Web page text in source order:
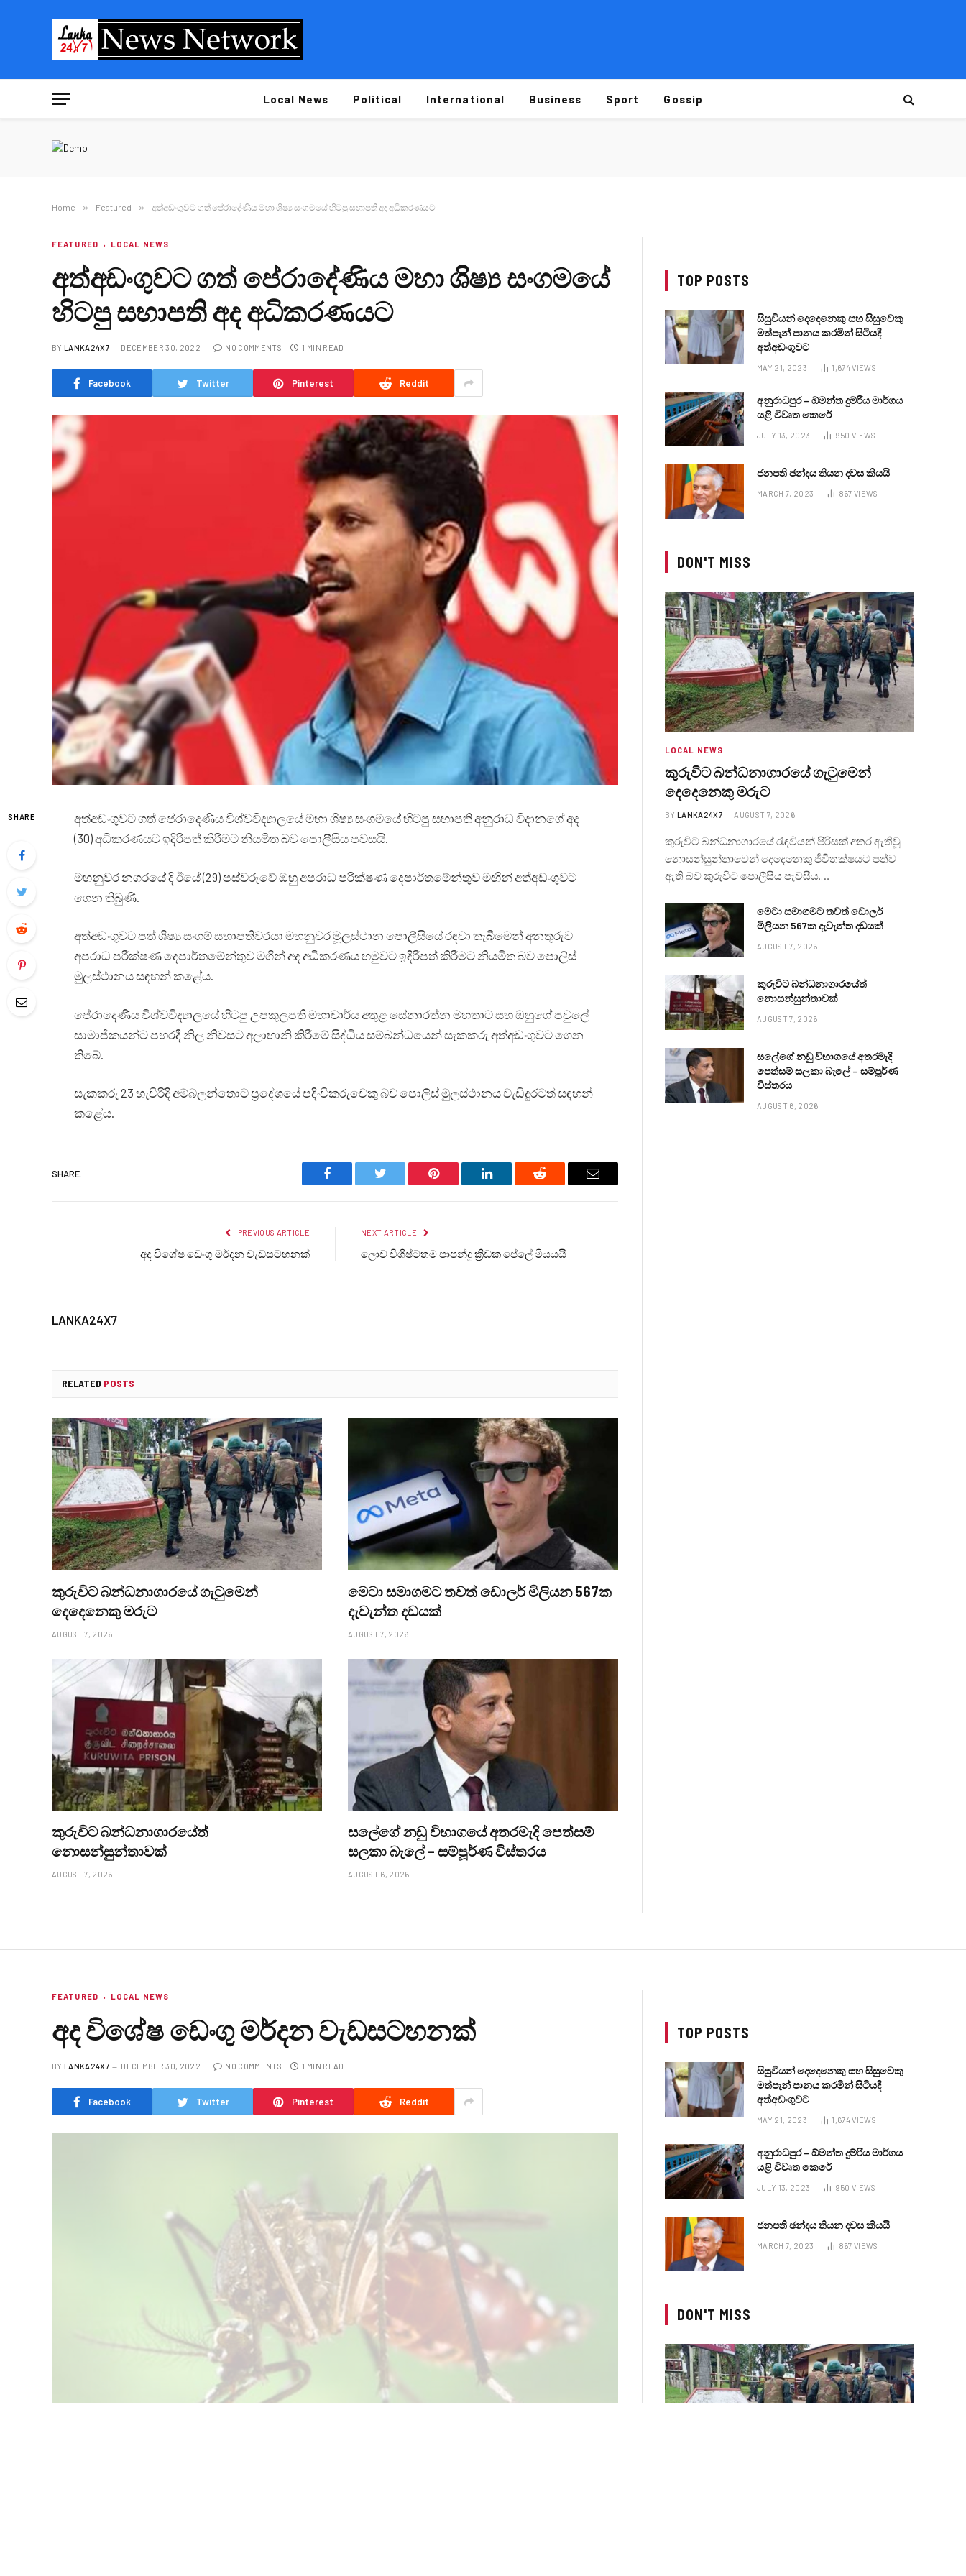
Local News Political International Business Sport Gossip
Home » Featured » අත්අඩංගුවට ගත් පේරාදේණිය මහා ශිෂ්‍ය සංගමයේ හිටපු සභාපති අද අධිකරණයට
FEATURED LOCAL NEWS
අත්අඩංගුවට ගත් පේරාදේණිය මහා ශිෂ්‍ය සංගමයේ
හිටපු සභාපති අද අධිකරණයට
BY LANKA24X7 DECEMBER 30, 2022 NO COMMENTS 1 MIN READ
Facebook Twitter Pinterest Reddit
SHARE
අත්අඩංගුවට ගත් පේරාදෙණිය විශ්වවිද්‍යාලයේ මහා ශිෂ්‍ය සංගමයේ හිටපු සභාපති අනුරාධ විදානගේ අද
(30) අධිකරණයට ඉදිරිපත් කිරීමට නියමිත බව පොලීසිය පවසයි.
මහනුවර නගරයේ දි ඊයේ (29) පස්වරුවේ ඔහු අපරාධ පරීක්ෂණ දෙපාර්තමේන්තුව මඟින් අත්අඩංගුවට
ගෙන තිබුණි.
අත්අඩංගුවට පත් ශිෂ්‍ය සංගම් සභාපතිවරයා මහනුවර මූලස්ථාන පොලීසියේ රඳවා තැබීමෙන් අනතුරුව
අපරාධ පරීක්ෂණ දෙපාර්තමේන්තුව මගින් අද අධිකරණය හමුවට ඉදිරිපත් කිරීමට නියමිත බව පොලිස්
මුලස්ථානය සඳහන් කළේය.
පේරාදෙණිය විශ්වවිද්‍යාලයේ හිටපු උපකුලපති මහාචාර්ය අතුළ සේනාරත්න මහතාට සහ ඔහුගේ පවුලේ
සාමාජිකයන්ට පහරදී නිල නිවසට අලාභානි කිරීමේ සිද්ධිය සම්බන්ධයෙන් සැකකරු අත්අඩංගුවට ගෙන
තිබේ.
සැකකරු 23 හැවිරිදි අම්බලන්තොට ප්‍රදේශයේ පදිංචිකරුවෙකු බව පොලිස් මුලස්ථානය වැඩිදුරටත් සඳහන්
කළේය.
SHARE.
Facebook Twitter Pinterest LinkedIn Reddit Email
PREVIOUS ARTICLE
අද විශේෂ ඩෙංගු මර්දන වැඩසටහනක්
NEXT ARTICLE
ලොව විශිෂ්ටතම පාපන්දු ක්‍රිඩක පේලේ මියයයි
LANKA24X7
RELATED POSTS
කුරුවිට බන්ධනාගාරයේ ගැටුමෙන්
දෙදෙනෙකු මරුට
AUGUST 7, 2026
මෙටා සමාගමට තවත් ඩොලර් මිලියන 567ක
දැවැන්ත දඩයක්
AUGUST 7, 2026
කුරුවිට බන්ධනාගාරයේත්
නොසන්සුන්තාවක්
AUGUST 7, 2026
සලේගේ නඩු විභාගයේ අතරමැදි පෙත්සම්
සලකා බැලේ – සම්පූර්ණ විස්තරය
AUGUST 6, 2026
TOP POSTS
සිසුවියන් දෙදෙනෙකු සහ සිසුවෙකු
මත්පැන් පානය කරමින් සිටියදී
අත්අඩංගුවට
MAY 21, 2023 1,674VIEWS
අනුරාධපුර – ඕමන්ත දුම්රිය මාර්ගය
යළි විවෘත කෙරේ
JULY 13, 2023 950 VIEWS
ජනපති ඡන්දය තියන දවස කියයි
MARCH 7, 2023 867 VIEWS
DON'T MISS
LOCAL NEWS
කුරුවිට බන්ධනාගාරයේ ගැටුමෙන්
දෙදෙනෙකු මරුට
BY LANKA24X7 AUGUST 7, 2026
කුරුවිට බන්ධනාගාරයේ රැඳවියන් පිරිසක් අතර ඇතිවූ
නොසන්සුන්තාවෙන් දෙදෙනෙකු ජීවිතක්ෂයට පත්ව
ඇති බව කුරුවිට පොලීසිය පැවසීය.…
මෙටා සමාගමට තවත් ඩොලර්
මිලියන 567ක දැවැන්ත දඩයක්
AUGUST 7, 2026
කුරුවිට බන්ධනාගාරයේත්
නොසන්සුන්තාවක්
AUGUST 7, 2026
සලේගේ නඩු විභාගයේ අතරමැදි
පෙත්සම් සලකා බැලේ – සම්පූර්ණ
විස්තරය
AUGUST 6, 2026
FEATURED LOCAL NEWS
අද විශේෂ ඩෙංගු මර්දන වැඩසටහනක්
BY LANKA24X7 DECEMBER 30, 2022 NO COMMENTS 1 MIN READ
Facebook Twitter Pinterest Reddit
TOP POSTS
සිසුවියන් දෙදෙනෙකු සහ සිසුවෙකු
මත්පැන් පානය කරමින් සිටියදී
අත්අඩංගුවට
MAY 21, 2023 1,674VIEWS
අනුරාධපුර – ඕමන්ත දුම්රිය මාර්ගය
යළි විවෘත කෙරේ
JULY 13, 2023 950 VIEWS
ජනපති ඡන්දය තියන දවස කියයි
MARCH 7, 2023 867 VIEWS
DON'T MISS